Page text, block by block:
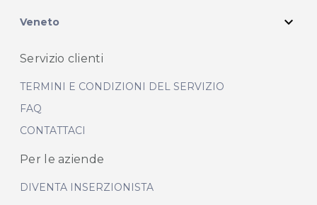
Veneto expand_more
Servizio clienti
TERMINI E CONDIZIONI DEL SERVIZIO
FAQ
CONTATTACI
Per le aziende
DIVENTA INSERZIONISTA